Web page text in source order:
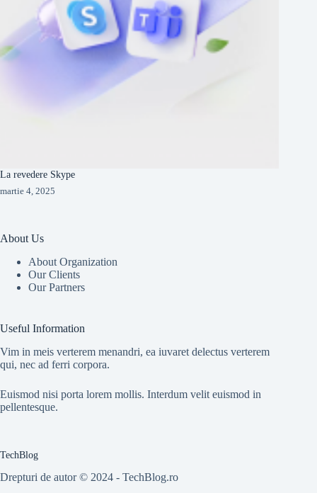
La revedere Skype
martie 4, 2025
About Us
About Organization
Our Clients
Our Partners
Useful Information
Vim in meis verterem menandri, ea iuvaret delectus verterem
qui, nec ad ferri corpora.
Euismod nisi porta lorem mollis. Interdum velit euismod in
pellentesque.
TechBlog
Drepturi de autor © 2024 - TechBlog.ro